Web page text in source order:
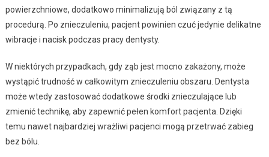
powierzchniowe, dodatkowo minimalizują ból związany z tą
procedurą. Po znieczuleniu, pacjent powinien czuć jedynie delikatne
wibracje i nacisk podczas pracy dentysty.
W niektórych przypadkach, gdy ząb jest mocno zakażony, może
wystąpić trudność w całkowitym znieczuleniu obszaru. Dentysta
może wtedy zastosować dodatkowe środki znieczulające lub
zmienić technikę, aby zapewnić pełen komfort pacjenta. Dzięki
temu nawet najbardziej wrażliwi pacjenci mogą przetrwać zabieg
bez bólu.